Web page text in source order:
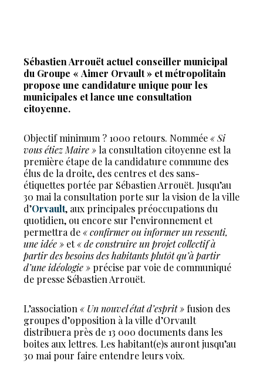
Sébastien Arrouët actuel conseiller municipal
du Groupe « Aimer Orvault » et métropolitain
propose une candidature unique pour les
municipales et lance une consultation
citoyenne.
Objectif minimum ? 1000 retours. Nommée« Si
vous étiez Maire » la consultation citoyenne est la
première étape de la candidature commune des
élus de la droite, des centres et des sans-
étiquettes portée par Sébastien Arrouët. Jusqu’au
30 mai la consultation porte sur la vision de la ville
d’Orvault, aux principales préoccupations du
quotidien, ou encore sur l’environnement et
permettra de« confirmer ou informer un ressenti,
une idée » et« de construire un projet collectif à
partir des besoins des habitants plutôt qu’à partir
d’une idéologie » précise par voie de communiqué
de presse Sébastien Arrouët.
L’association « Un nouvel état d’esprit » fusion des
groupes d’opposition à la ville d’Orvault
distribuera près de 13 000 documents dans les
boites aux lettres. Les habitant(e)s auront jusqu’au
30 mai pour faire entendre leurs voix.